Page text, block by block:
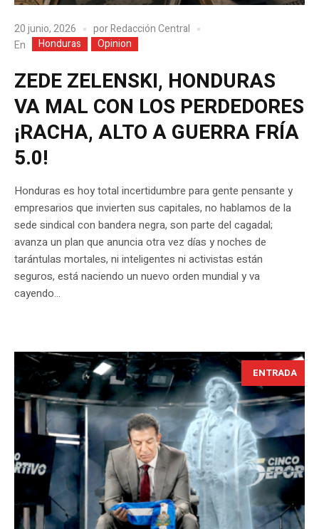
20 junio, 2026 porRedacción Central
En
Honduras Opinion
ZEDE ZELENSKI, HONDURAS
VA MAL CON LOS PERDEDORES
¡RACHA, ALTO A GUERRA FRÍA
5.0!
Honduras es hoy total incertidumbre para gente pensante y
empresarios que invierten sus capitales, no hablamos de la
sede sindical con bandera negra, son parte del cagadal;
avanza un plan que anuncia otra vez días y noches de
tarántulas mortales, ni inteligentes ni activistas están
seguros, está naciendo un nuevo orden mundial y va
cayendo...
ENTRADA